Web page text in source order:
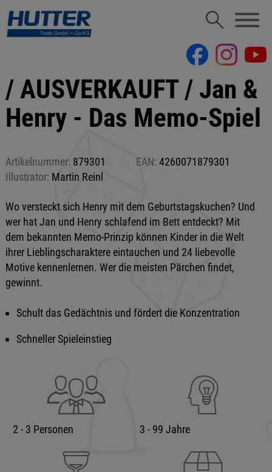
/ AUSVERKAUFT / Jan &
Henry - Das Memo-Spiel
Artikelnummer: 879301 EAN: 4260071879301
Illustrator: Martin Reinl
Wo versteckt sich Henry mit dem Geburtstagskuchen? Und
wer hat Jan und Henry schlafend im Bett entdeckt? Mit
dem bekannten Memo-Prinzip können Kinder in die Welt
ihrer Lieblingscharaktere eintauchen und 24 liebevolle
Motive kennenlernen. Wer die meisten Pärchen findet,
gewinnt.
Schult das Gedächtnis und fördert die Konzentration
Schneller Spieleinstieg
2 - 3 Personen 3 - 99 Jahre